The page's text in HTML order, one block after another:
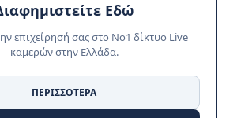
Εδώ
επιχείρησή σας στο No1 δίκτυο Live
καμερών στην Ελλάδα.
ΠΕΡΙΣΣΟΤΕΡΑ